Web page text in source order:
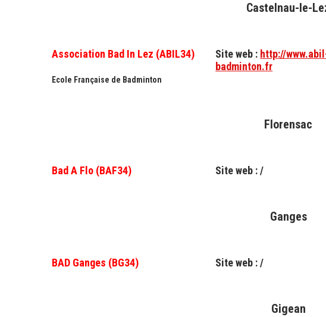
Castelnau-le-
Association Bad In Lez (ABIL34)
Ecole Française de Badminton
Site web : http://
badminton.fr
Florensac
Bad A Flo (BAF34) Site web : /
Ganges
BAD Ganges (BG34) Site web : /
Gigean